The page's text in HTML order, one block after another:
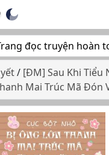
đọc truyện hoàn
/ [ĐM] Sau Khi Tiểu
Mai Trúc Mã Đón